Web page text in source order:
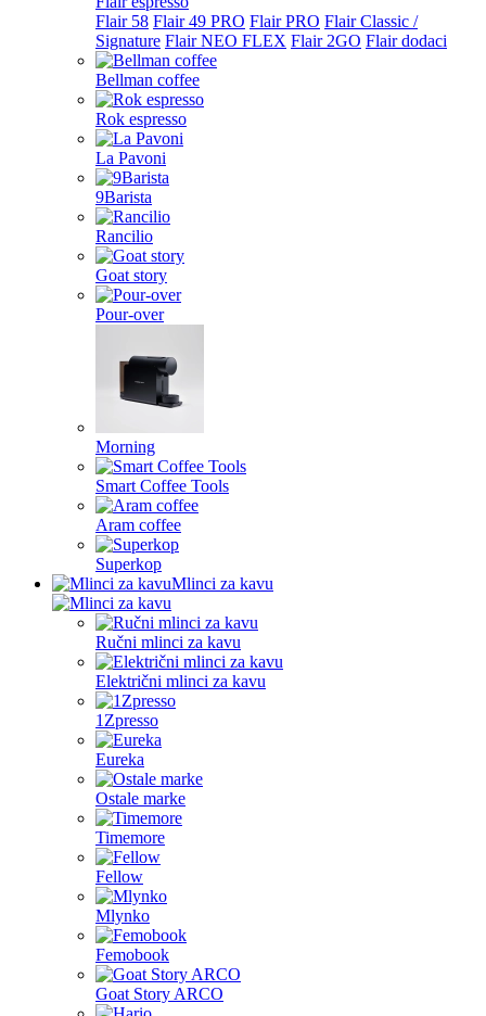
Flair 58 Flair 49 PRO Flair PRO Flair Classic /
Signature Flair NEO FLEX Flair 2GO Flair dodaci
Bellman coffee
Rok espresso
La Pavoni
9Barista
Rancilio
Goat story
Pour-over
Morning
Smart Coffee Tools
Aram coffee
Superkop
Mlinci za kavu
Ručni mlinci za kavu
Električni mlinci za kavu
1Zpresso
Eureka
Ostale marke
Timemore
Fellow
Mlynko
Femobook
Goat Story ARCO